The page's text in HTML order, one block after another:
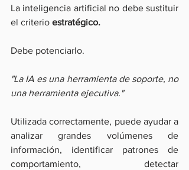
La inteligencia artificial no debe sustituir
el criterio estratégico.
Debe potenciarlo.
"La IA es una herramienta de soporte, no
una herramienta ejecutiva."
Utilizada correctamente, puede ayudar a
analizar grandes volúmenes de
información, identificar patrones de
comportamiento, detectar